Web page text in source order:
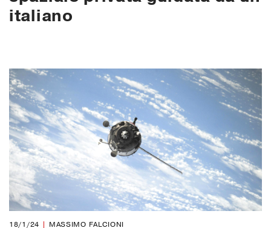
italiano
18/1/24 MASSIMO FALCIONI